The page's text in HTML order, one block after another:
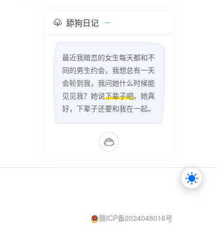
舔狗日记
最近我暗恋的女生每天都和不
同的男生约会，我想总有一天
会轮到我，我问她什么时候能
见见我？她说下辈子吧。她真
好，下辈子还要和我在一起。
赣ICP备2024048016号